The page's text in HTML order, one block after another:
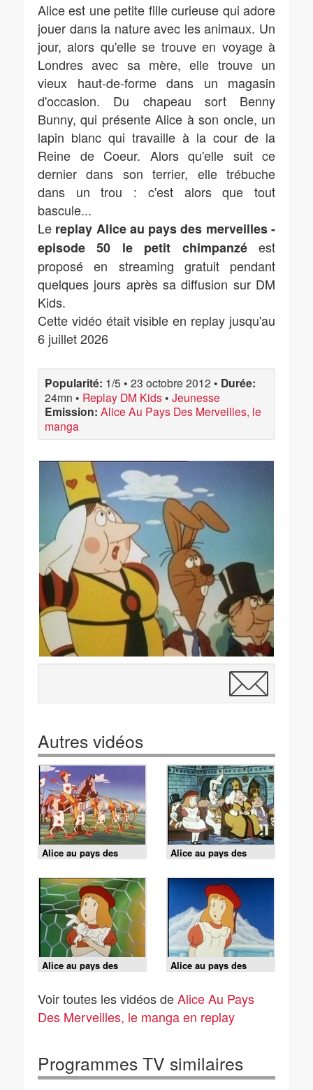
Alice est une petite fille curieuse qui adore
jouer dans la nature avec les animaux. Un
jour, alors qu'elle se trouve en voyage à
Londres avec sa mère, elle trouve un
vieux haut-de-forme dans un magasin
d'occasion. Du chapeau sort Benny
Bunny, qui présente Alice à son oncle, un
lapin blanc qui travaille à la cour de la
Reine de Coeur. Alors qu'elle suit ce
dernier dans son terrier, elle trébuche
dans un trou : c'est alors que tout
bascule...
Le replay Alice au pays des merveilles -
episode 50 le petit chimpanzéest
proposé en streaming gratuit pendant
quelques jours après sa diffusion sur DM
Kids.
Cette vidéo était visible en replay jusqu'au
6 juillet 2026
Popularité: 1/5 • 23 octobre 2012 • Durée:
24mn • Replay DM Kids • Jeunesse
Emission: Alice Au Pays Des Merveilles, le
manga
Autres vidéos
Alice au pays des
merveilles - episode 46
le filtre d'amour
Alice au pays des
merveilles - episode 42
little bill est amoureux
Alice au pays des
merveilles - episode 41
miel
Alice au pays des
merveilles - episode 38
Voir toutes les vidéos deAlice Au Pays
Des Merveilles, le manga en replay
Programmes TV similaires